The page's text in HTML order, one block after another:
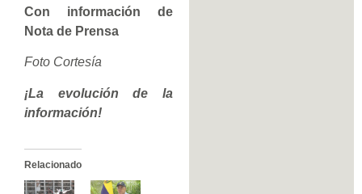
Con información de
Nota de Prensa
Foto Cortesía
¡La evolución de la
información!
Relacionado